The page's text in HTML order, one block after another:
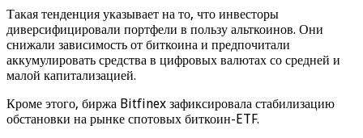
Такая тенденция указывает на то, что инвесторы
диверсифицировали портфели в пользу альткоинов. Они
снижали зависимость от биткоина и предпочитали
аккумулировать средства в цифровых валютах со средней и
малой капитализацией.
Кроме этого, биржа Bitfinex зафиксировала стабилизацию
обстановки на рынке спотовых биткоин-ETF.